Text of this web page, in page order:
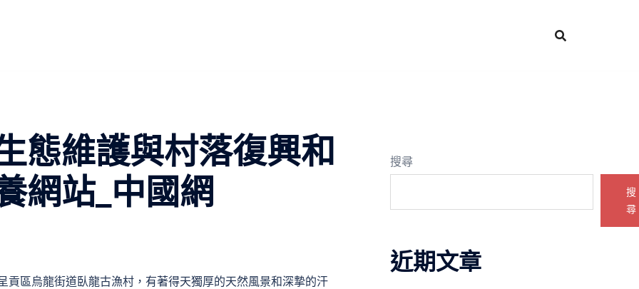
態維護與村落復興和
網站_中國網
區烏龍街道臥龍古漁村，有著得天獨厚的天然風景和深摯的汗
搜尋
搜
尋
近期文章